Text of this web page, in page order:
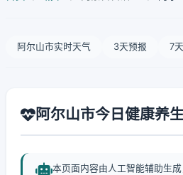
阿尔山市实时天气 3天预报 7
阿尔山市今日健康养
本页面内容由人工智能辅助生